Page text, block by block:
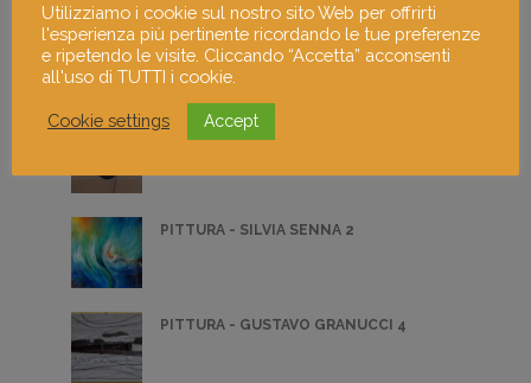
SANTAMARINA
SCULTURA - LIVIANA BALDINI 5
PITTURA - SILVIA SENNA 2
PITTURA - GUSTAVO GRANUCCI 4
Utilizziamo i cookie sul nostro sito Web per offrirti
l'esperienza più pertinente ricordando le tue preferenze
e ripetendo le visite. Cliccando “Accetta” acconsenti
all'uso di TUTTI i cookie.
Cookie settings Accept